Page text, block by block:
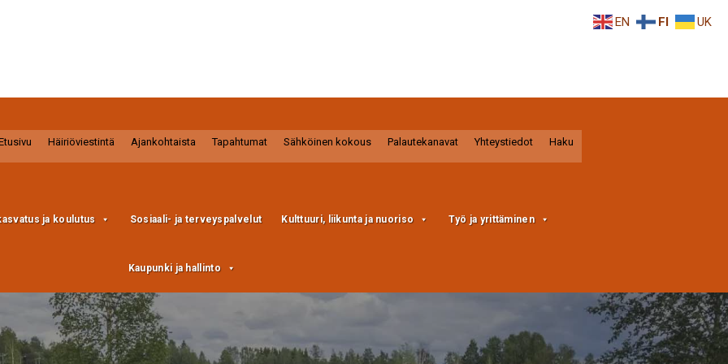
Häiriöviestintä Ajankohtaista Tapahtumat Sähköinen kokous Palautekanavat Yhteystiedot Haku
ja koulutus Sosiaali- ja terveyspalvelut Kulttuuri, liikunta ja nuoriso Työ ja yrittäminen
Kaupunki ja hallinto
EN FI UK